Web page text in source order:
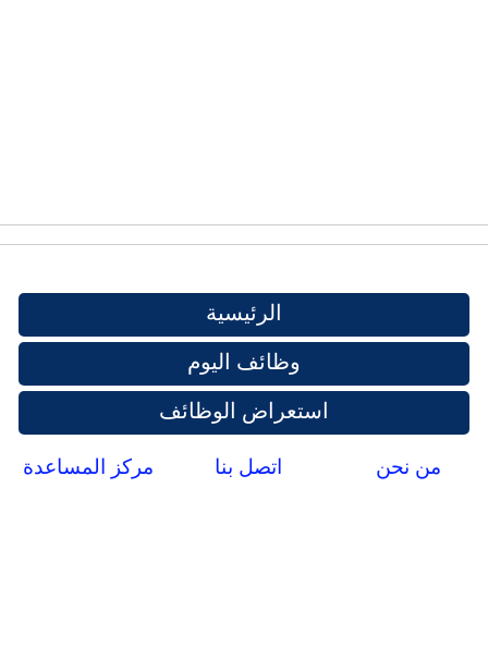
الرئيسية
وظائف اليوم
استعراض الوظائف
من نحن اتصل بنا مركز المساعدة